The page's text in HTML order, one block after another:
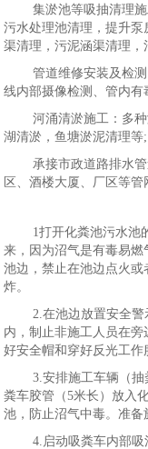
集淤池等吸抽清理
污水处理池清理，提升
渠清理，污泥涵渠清理，
管道维修安装及检
线内部摄像检测、管内
河涌清淤施工：多
湖清淤，鱼塘淤泥清理等;
承接市政道路排水
区、酒楼大厦、厂区等
1打开化粪池污水池
来，因为沼气是有毒易
池边，禁止在池边点火
炸。
2.在池边放置安全
内，制止非施工人员在
好安全帽和穿好反光工作
3.安排施工车辆（
粪车胶管（5米长）放入
池，防止沼气中毒。准备
4.启动吸粪车内部吸